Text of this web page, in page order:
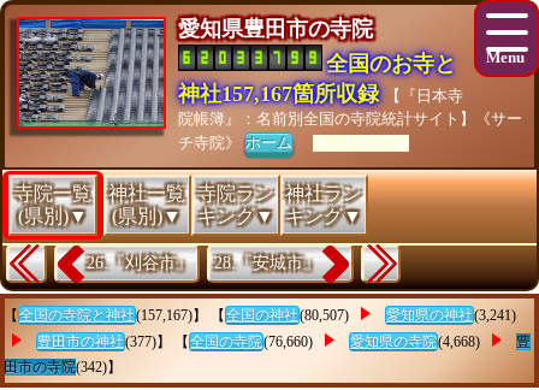
愛知県豊田市の寺院
全国のお寺と
神社157,167箇所収録
【『日本寺
院帳簿』：名前別全国の寺院統計サイト】《サー
チ寺院》ホーム [As of 26/07/28]
寺院一覧
(県別)▼
神社一覧
(県別)▼
寺院ラン
キング▼
神社ラン
キング▼
26.『刈谷市』 28.『安城市』
【 全国の寺院と神社(157,167)】 【 全国の神社(80,507) 愛知県の神社(3,241)
豊田市の神社(377)】 【 全国の寺院(76,660) 愛知県の寺院(4,668)
豊
田市の寺院(342)】